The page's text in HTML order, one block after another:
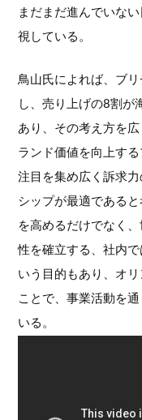
まだまだ進んでいな
視している。
鳥山氏によれば、ブ
し、売り上げの8割が
あり、その考え方を
ランド価値を向上す
注目を集め広く訴求
シップが最適である
を高めるだけでなく
性を確立する、社内
いう目的もあり、オ
ことで、事業活動を
いる。